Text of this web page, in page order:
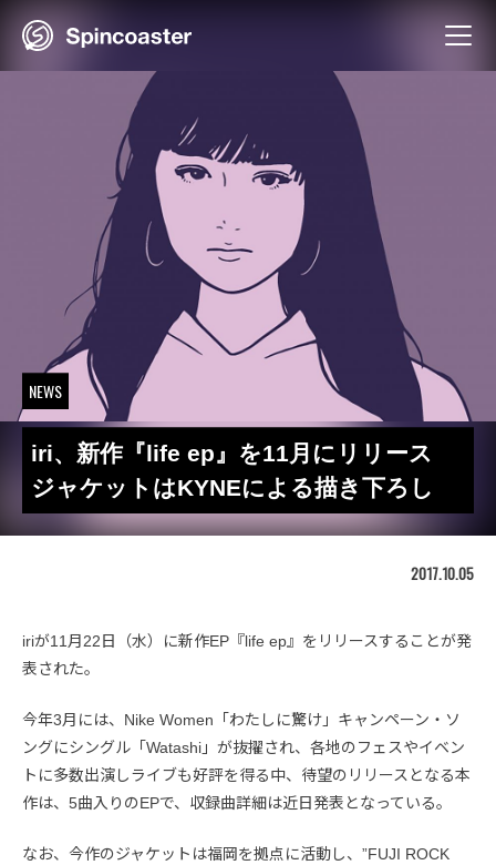
NEWS
iri、新作『life ep』を11月にリリース
ジャケットはKYNEによる描き下ろし
2017.10.05
iriが11月22日（水）に新作EP『life ep』をリリースすることが発
表された。
今年3月には、Nike Women「わたしに驚け」キャンペーン・ソ
ングにシングル「Watashi」が抜擢され、各地のフェスやイベン
トに多数出演しライブも好評を得る中、待望のリリースとなる本
作は、5曲入りのEPで、収録曲詳細は近日発表となっている。
なお、今作のジャケットは福岡を拠点に活動し、”FUJI ROCK